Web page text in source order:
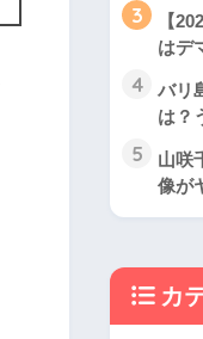
3
【
はデ
4
バリ
は？
5
山咲
像が
カ